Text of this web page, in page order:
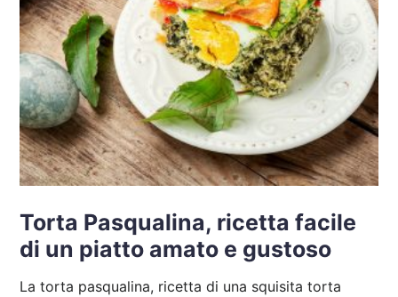
Torta Pasqualina, ricetta facile
di un piatto amato e gustoso
La torta pasqualina, ricetta di una squisita torta